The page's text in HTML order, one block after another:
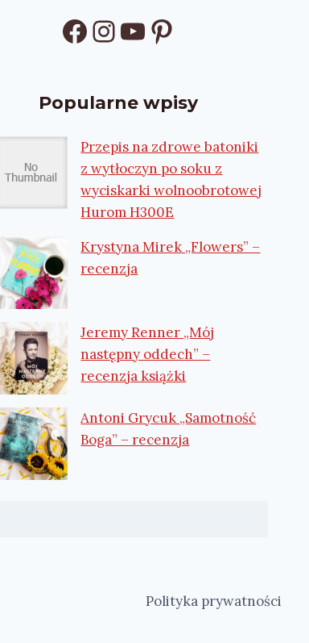
Facebook
Instagram
YouTube
Pinterest
Popularne wpisy
Przepis na zdrowe batoniki
z wytłoczyn po soku z
wyciskarki wolnoobrotowej
Hurom H300E
Krystyna Mirek „Flowers” –
recenzja
Jeremy Renner „Mój
następny oddech” –
recenzja książki
Antoni Grycuk „Samotność
Boga” – recenzja
Polityka prywatności